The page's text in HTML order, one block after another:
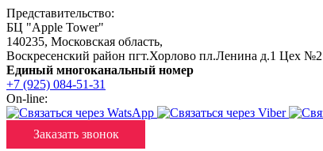
Представительство:
БЦ "Apple Tower"
140235, Московская область,
Воскресенский район пгт.Хорлово пл.Ленина д.1 Цех №2
Единый многоканальный номер
+7 (925) 084-51-31
On-line:
Заказать звонок